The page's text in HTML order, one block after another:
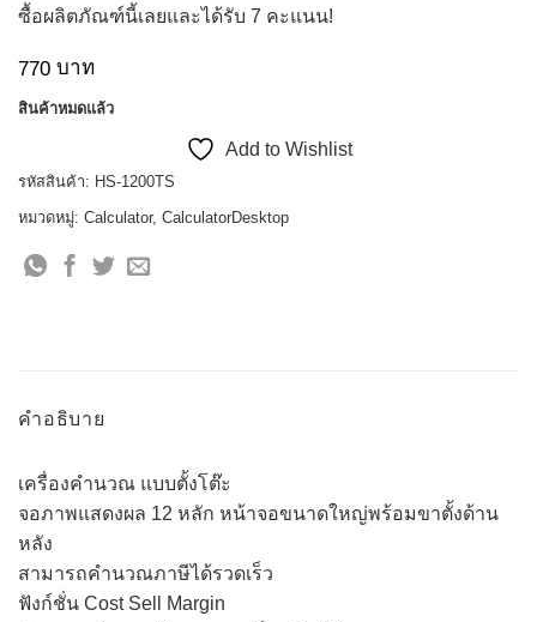
ซื้อผลิตภัณฑ์นี้เลยและได้รับ 7 คะแนน!
770 บาท
สินค้าหมดแล้ว
Add to Wishlist
รหัสสินค้า: HS-1200TS
หมวดหมู่: Calculator, CalculatorDesktop
คำอธิบาย
เครื่องคำนวณ แบบตั้งโต๊ะ
จอภาพแสดงผล 12 หลัก หน้าจอขนาดใหญ่พร้อมขาตั้งด้าน
หลัง
สามารถคำนวณภาษีได้รวดเร็ว
ฟังก์ชั่น Cost Sell Margin